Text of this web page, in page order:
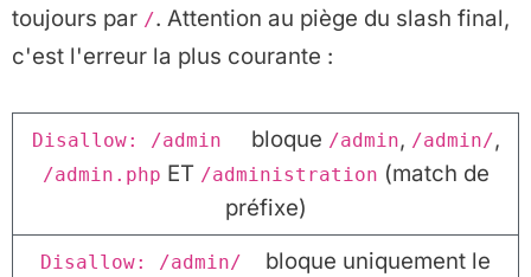
toujours par /. Attention au piège du slash final,
c'est l'erreur la plus courante :
Disallow: /admin bloque /admin, /admin/,
/admin.php ET /administration (match de
préfixe)
Disallow: /admin/
bloque uniquement le